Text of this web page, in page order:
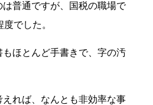
普通ですが、国税の職場で
でした。
ほとんど手書きで、字の汚
れば、なんとも非効率な事